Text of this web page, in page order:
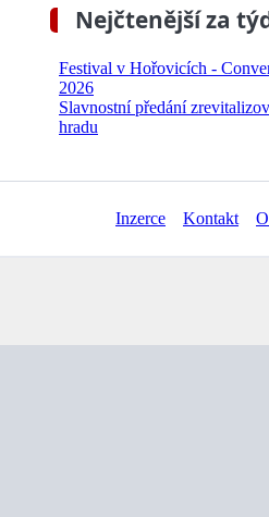
Nejčtenější za
Festival v Hořovicích -
2026
Slavnostní předání
hradu
Inzerce Kontakt